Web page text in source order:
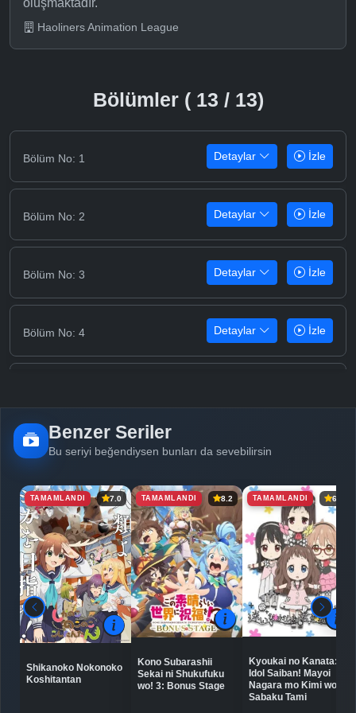
oluşmaktadır.
Haoliners Animation League
Bölümler ( 13 / 13)
Bölüm No: 1 Detaylar İzle
Bölüm No: 2 Detaylar İzle
Bölüm No: 3 Detaylar İzle
Bölüm No: 4 Detaylar İzle
Bölüm No: 6 Detaylar
Bölüm No: 7 Detaylar İzle
Bölüm No: 8 Detaylar İzle
Bölüm No: 9 Detaylar İzle
Bölüm No: 10 Detaylar İzle
Benzer Seriler
Bu seriyi beğendiysen bunları da sevebilirsin
TAMAMLANDI 7.0
Shikanoko Nokonoko
Koshitantan
TAMAMLANDI 8.2
Kono Subarashii
Sekai ni Shukufuku
wo! 3: Bonus Stage
TAMAMLANDI 6.5
Kyoukai no Kanata:
Idol Saiban! Mayoi
Nagara mo Kimi wo
Sabaku Tami